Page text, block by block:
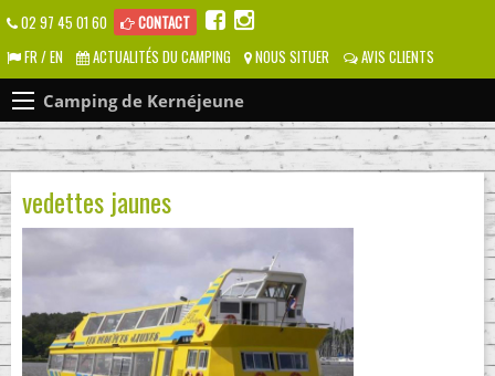
02 97 45 01 60
CONTACT
FR / EN
ACTUALITÉS DU CAMPING NOUS SITUER AVIS CLIENTS
Camping de Kernéjeune
vedettes jaunes